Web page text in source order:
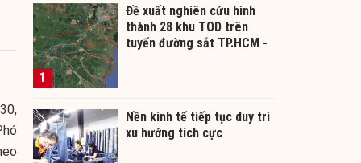
1
Đề xuất nghiên cứu hình
thành 28 khu TOD trên
tuyến đường sắt TP.HCM -
Nền kinh tế tiếp tục duy trì
xu hướng tích cực